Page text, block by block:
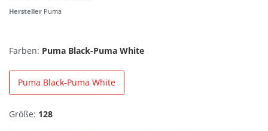
Hersteller Puma
Farben: Puma Black-Puma White
Puma Black-Puma White
Größe: 128